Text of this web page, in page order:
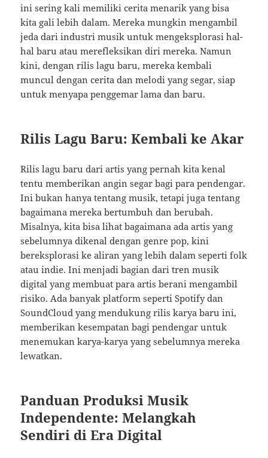
ini sering kali memiliki cerita menarik yang bisa
kita gali lebih dalam. Mereka mungkin mengambil
jeda dari industri musik untuk mengeksplorasi hal-
hal baru atau merefleksikan diri mereka. Namun
kini, dengan rilis lagu baru, mereka kembali
muncul dengan cerita dan melodi yang segar, siap
untuk menyapa penggemar lama dan baru.
Rilis Lagu Baru: Kembali ke Akar
Rilis lagu baru dari artis yang pernah kita kenal
tentu memberikan angin segar bagi para pendengar.
Ini bukan hanya tentang musik, tetapi juga tentang
bagaimana mereka bertumbuh dan berubah.
Misalnya, kita bisa lihat bagaimana ada artis yang
sebelumnya dikenal dengan genre pop, kini
bereksplorasi ke aliran yang lebih dalam seperti folk
atau indie. Ini menjadi bagian dari tren musik
digital yang membuat para artis berani mengambil
risiko. Ada banyak platform seperti Spotify dan
SoundCloud yang mendukung rilis karya baru ini,
memberikan kesempatan bagi pendengar untuk
menemukan karya-karya yang sebelumnya mereka
lewatkan.
Panduan Produksi Musik
Independente: Melangkah
Sendiri di Era Digital